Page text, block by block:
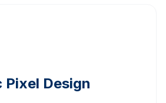
Pixel Design